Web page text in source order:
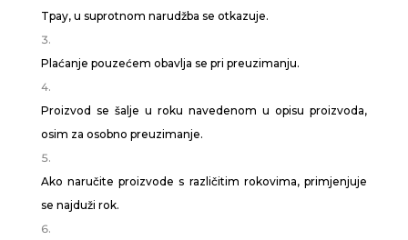
Tpay, u suprotnom narudžba se otkazuje.
Plaćanje pouzećem obavlja se pri preuzimanju.
Proizvod se šalje u roku navedenom u opisu proizvoda,
osim za osobno preuzimanje.
Ako naručite proizvode s različitim rokovima, primjenjuje
se najduži rok.